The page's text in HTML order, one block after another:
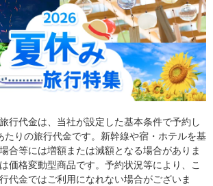
行代金は、当社が設定した基本条件で予約し
たりの旅行代金です。新幹線や宿・ホテルを基
合等には増額または減額となる場合がありま
価格変動型商品です。予約状況等により、こ
代金ではご利用になれない場合がございま